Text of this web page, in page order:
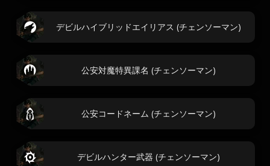
デビルハイブリッドエイリアス (チェンソーマン)
公安対魔特異課名 (チェンソーマン)
公安コードネーム (チェンソーマン)
デビルハンター武器 (チェンソーマン)